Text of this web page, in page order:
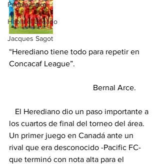
Pedaleando
Habla el Legado
Jacques Sagot
“Herediano tiene todo para repetir en
Concacaf League”.
                                          Bernal Arce.
los cuartos de final del torneo del área.
Un primer juego en Canadá ante un
rival que era desconocido -Pacific FC-
que terminó con nota alta para el